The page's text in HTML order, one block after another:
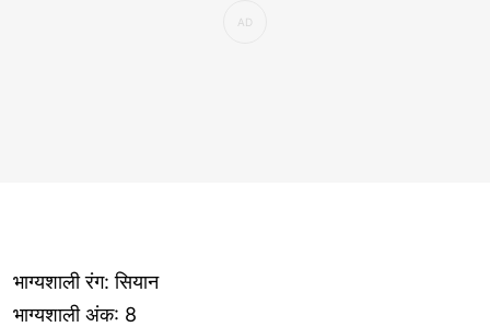
भाग्यशाली रंग: सियान
भाग्यशाली अंक: 8